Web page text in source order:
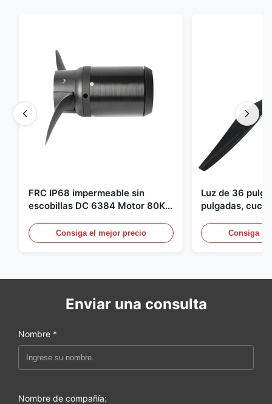
FRC IP68 impermeable sin
escobillas DC 6384 Motor 80KV
surf propulsor submarino hidro
Consiga el mejor precio
Luz de 36
pulgadas,
pulgadas para
Consiga el
Enviar una consulta
Nombre *
Nombre de compañía: